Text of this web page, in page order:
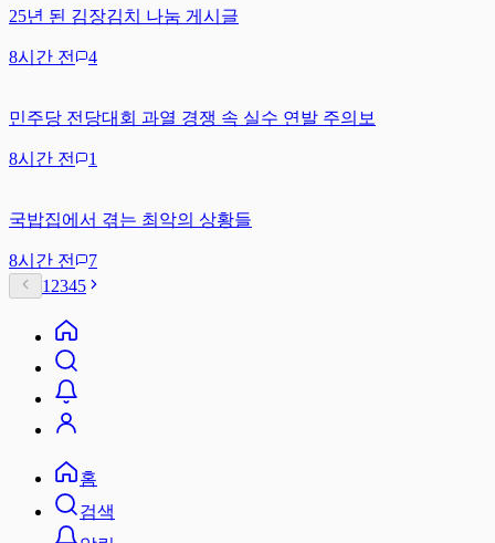
25년 된 김장김치 나눔 게시글
8시간 전 4
민주당 전당대회 과열 경쟁 속 실수 연발 주의보
8시간 전 1
국밥집에서 겪는 최악의 상황들
8시간 전
7
1 2345
홈
검색